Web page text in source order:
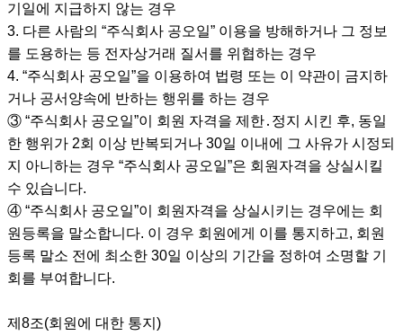
기일에 지급하지 않는 경우
3. 다른 사람의 “주식회사 공오일” 이용을 방해하거나 그 정보
를 도용하는 등 전자상거래 질서를 위협하는 경우
4. “주식회사 공오일”을 이용하여 법령 또는 이 약관이 금지하
거나 공서양속에 반하는 행위를 하는 경우
③ “주식회사 공오일”이 회원 자격을 제한․정지 시킨 후, 동일
한 행위가 2회 이상 반복되거나 30일 이내에 그 사유가 시정되
지 아니하는 경우 “주식회사 공오일”은 회원자격을 상실시킬
수 있습니다.
④ “주식회사 공오일”이 회원자격을 상실시키는 경우에는 회
원등록을 말소합니다. 이 경우 회원에게 이를 통지하고, 회원
등록 말소 전에 최소한 30일 이상의 기간을 정하여 소명할 기
회를 부여합니다.
제8조(회원에 대한 통지)